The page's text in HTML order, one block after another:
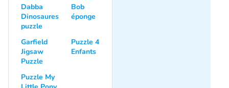
Dabba
Dinosaures
puzzle
Bob
éponge
Garfield
Jigsaw
Puzzle
Puzzle 4
Enfants
Puzzle My